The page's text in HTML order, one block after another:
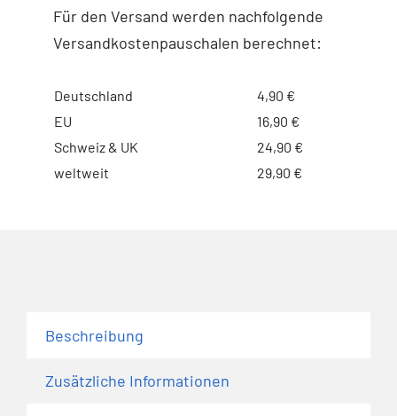
Für den Versand werden nachfolgende
Versandkostenpauschalen berechnet:
Deutschland
4,90 €
EU
16,90 €
Schweiz & UK
24,90 €
weltweit
29,90 €
Beschreibung
Zusätzliche Informationen